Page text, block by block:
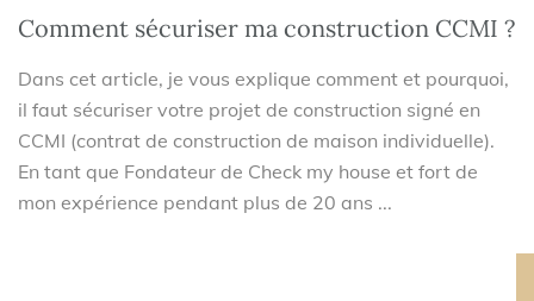
Comment sécuriser ma construction CCMI ?
Dans cet article, je vous explique comment et pourquoi,
il faut sécuriser votre projet de construction signé en
CCMI (contrat de construction de maison individuelle).
En tant que Fondateur de Check my house et fort de
mon expérience pendant plus de 20 ans ...